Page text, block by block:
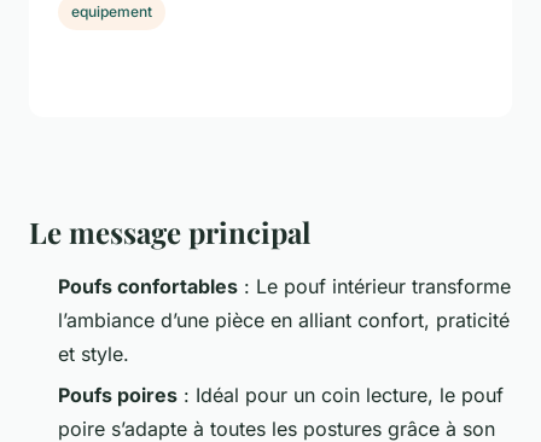
Le message principal
Poufs confortables : Le pouf intérieur transforme
l’ambiance d’une pièce en alliant confort, praticité
et style.
Poufs poires : Idéal pour un coin lecture, le pouf
poire s’adapte à toutes les postures grâce à son
equipement